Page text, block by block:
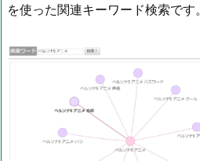
を使った関連キーワード検索です。